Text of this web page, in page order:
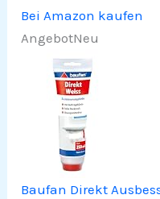
Bei Amazon kaufen
AngebotNeu
Baufan Direkt